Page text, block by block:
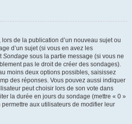
de la publication d’un nouveau sujet ou
d’un sujet (si vous en avez les
Sondage sous la partie message (si vous ne
pas le droit de créer des sondages).
moins deux options possibles, saisissez
des réponses. Vous pouvez aussi indiquer
peut choisir lors de son vote dans
la durée en jours du sondage (mettre « 0 »
aux utilisateurs de modifier leur